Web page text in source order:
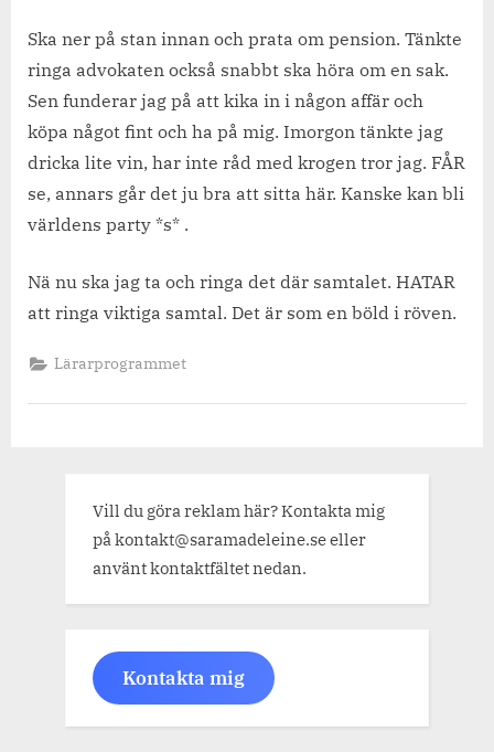
Ska ner på stan innan och prata om pension. Tänkte
ringa advokaten också snabbt ska höra om en sak.
Sen funderar jag på att kika in i någon affär och
köpa något fint och ha på mig. Imorgon tänkte jag
dricka lite vin, har inte råd med krogen tror jag. FÅR
se, annars går det ju bra att sitta här. Kanske kan bli
världens party *s* .
Nä nu ska jag ta och ringa det där samtalet. HATAR
att ringa viktiga samtal. Det är som en böld i röven.
Lärarprogrammet
Vill du göra reklam här? Kontakta mig
på kontakt@saramadeleine.se eller
använt kontaktfältet nedan.
Kontakta mig